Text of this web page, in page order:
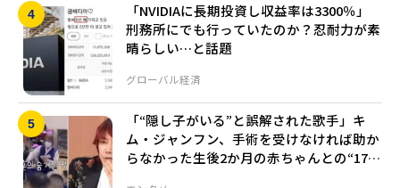
グローバル経済
「NVIDIAに長期投資し収益率は3300％」
刑務所にでも行っていたのか？忍耐力が素
晴らしい…と話題
「“隠し子がいる”と誤解された歌手」キ
ム・ジャンフン、手術を受けなければ助か
らなかった生後2か月の赤ちゃんとの“17年